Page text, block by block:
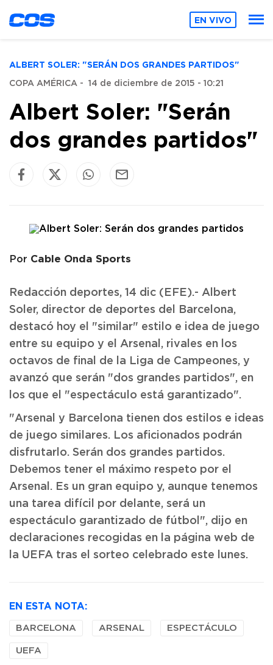
EN VIVO
ALBERT SOLER: "SERÁN DOS GRANDES PARTIDOS"
COPA AMÉRICA - 14 de diciembre de 2015 - 10:21
Albert Soler: "Serán
dos grandes partidos"
Por Cable Onda Sports
Redacción deportes, 14 dic (EFE).- Albert
Soler, director de deportes del Barcelona,
destacó hoy el "similar" estilo e idea de juego
entre su equipo y el Arsenal, rivales en los
octavos de final de la Liga de Campeones, y
avanzó que serán "dos grandes partidos", en
los que el "espectáculo está garantizado".
"Arsenal y Barcelona tienen dos estilos e ideas
de juego similares. Los aficionados podrán
disfrutarlo. Serán dos grandes partidos.
Debemos tener el máximo respeto por el
Arsenal. Es un gran equipo y, aunque tenemos
una tarea difícil por delante, será un
espectáculo garantizado de fútbol", dijo en
declaraciones recogidas en la página web de
la UEFA tras el sorteo celebrado este lunes.
EN ESTA NOTA:
BARCELONA ARSENAL ESPECTÁCULO
UEFA